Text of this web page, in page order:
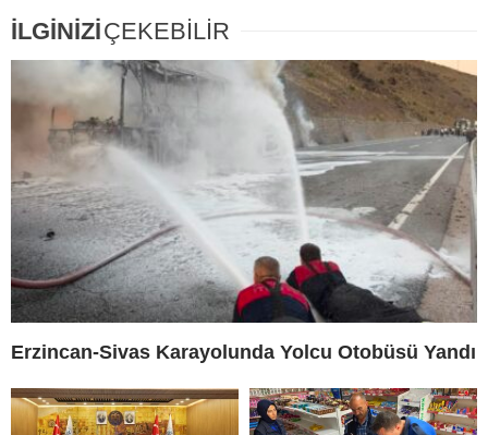
İLGİNİZİÇEKEBİLİR
Erzincan-Sivas Karayolunda Yolcu Otobüsü Yandı